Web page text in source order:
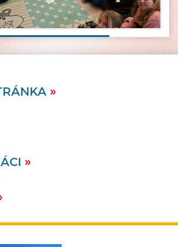
revoluce
význam Sametové revoluce.